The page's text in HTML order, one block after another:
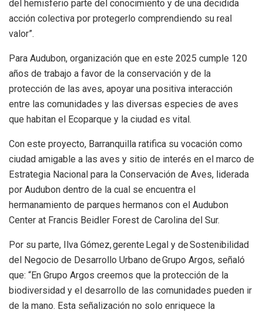
del hemisferio parte del conocimiento y de una decidida
acción colectiva por protegerlo comprendiendo su real
valor”.
Para Audubon, organización que en este 2025 cumple 120
años de trabajo a favor de la conservación y de la
protección de las aves, apoyar una positiva interacción
entre las comunidades y las diversas especies de aves
que habitan el Ecoparque y la ciudad es vital.
Con este proyecto, Barranquilla ratifica su vocación como
ciudad amigable a las aves y sitio de interés en el marco de
Estrategia Nacional para la Conservación de Aves, liderada
por Audubon dentro de la cual se encuentra el
hermanamiento de parques hermanos con el Audubon
Center at Francis Beidler Forest de Carolina del Sur.
Por su parte, Ilva Gómez, gerente Legal y de Sostenibilidad
del Negocio de Desarrollo Urbano de Grupo Argos, señaló
que: “En Grupo Argos creemos que la protección de la
biodiversidad y el desarrollo de las comunidades pueden ir
de la mano. Esta señalización no solo enriquece la